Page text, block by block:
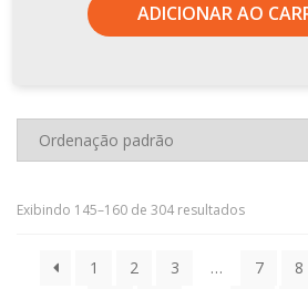
ADICIONAR AO
Exibindo 145–160 de 304 resultados
1 2 3 … 7 8